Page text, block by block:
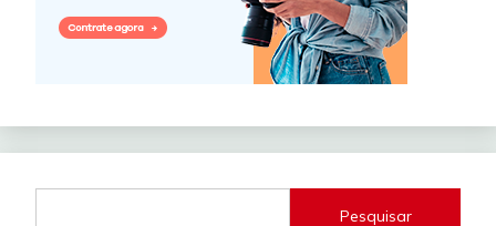
Pesquisar